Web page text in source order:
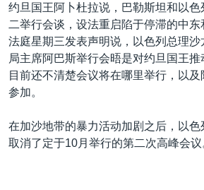
转
导
跳
到
国际
最新国际新闻
印太
中东
非洲
分类新闻
经济·金融·贸易
人权·法律·宗教
军事
美中关系
热点专题
国会报道
VOA今日焦点
约旦国王阿卜杜拉说，巴勒斯坦和以色
二举行会谈，设法重启陷于停滞的中
法庭星期三发表声明说，以色列总理沙
局主席阿巴斯举行会晤是对约旦国王推
目前还不清楚会议将在哪里举行，以
参加。
在加沙地带的暴力活动加剧之后，以色
取消了定于10月举行的第二次高峰会议